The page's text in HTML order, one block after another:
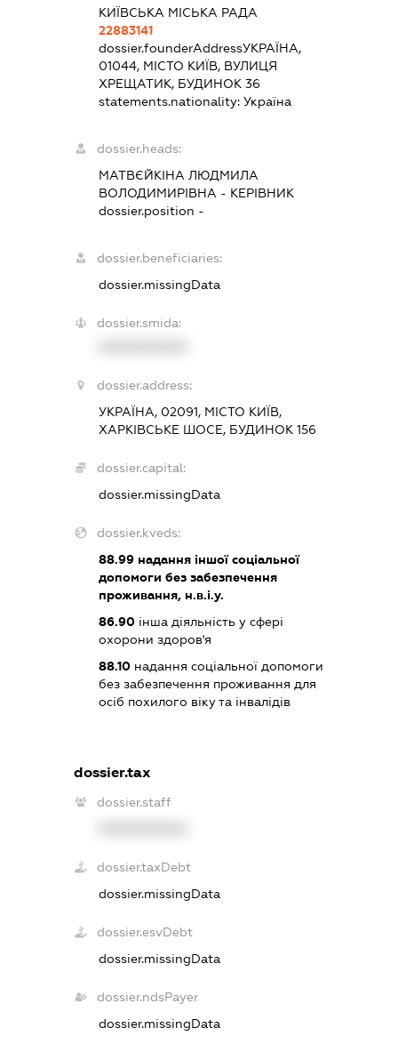
КИЇВСЬКА МІСЬКА РАДА
22883141
dossier.founderAddressУКРАЇНА,
01044, МІСТО КИЇВ, ВУЛИЦЯ
ХРЕЩАТИК, БУДИНОК 36
statements.nationality:Україна
dossier.heads:
МАТВЄЙКІНА ЛЮДМИЛА
ВОЛОДИМИРІВНА - КЕРІВНИК
dossier.position -
dossier.beneficiaries:
dossier.missingData
dossier.smida:
dossier.address:
УКРАЇНА, 02091, МІСТО КИЇВ,
ХАРКІВСЬКЕ ШОСЕ, БУДИНОК 156
dossier.capital:
dossier.missingData
dossier.kveds:
88.99 надання іншої соціальної
допомоги без забезпечення
проживання, н.в.і.у.
86.90 інша діяльність у сфері
охорони здоров'я
88.10 надання соціальної допомоги
без забезпечення проживання для
осіб похилого віку та інвалідів
dossier.tax
dossier.staff
dossier.taxDebt
dossier.missingData
dossier.esvDebt
dossier.missingData
dossier.ndsPayer
dossier.missingData